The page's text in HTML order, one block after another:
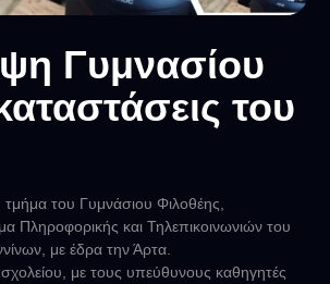
Γυμνασίου
του
του Γυμνάσιου Φιλοθέης,
Πληροφορικής και Τηλεπικοινωνιών του
με έδρα την Άρτα.
με τους υπεύθυνους καθηγητές